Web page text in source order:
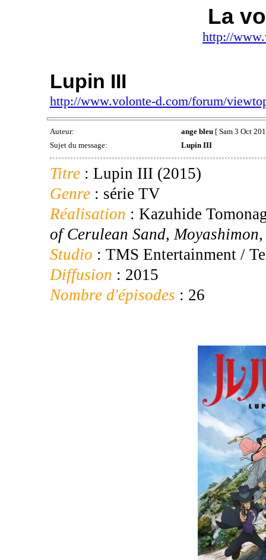
La
http://
Lupin III
http://www.volonte-d.com/forum/
Auteur: ange bleu[ Sam 3 Oct
Sujet du message:
Lupin III
Titre: Lupin III (2015)
Genre: série TV
Réalisation : Kazuhide
of Cerulean Sand, Moyashimon
Studio : TMS Entertainment /
Diffusion : 2015
Nombre d'épisodes : 26